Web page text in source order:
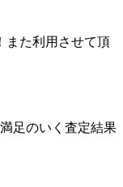
また利用させて頂
足のいく査定結果